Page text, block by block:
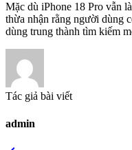
Mặc dù iPhone 18 Pro vẫn
thừa nhận rằng người dùng
dùng trung thành tìm kiếm
Tác giả bài viết
admin